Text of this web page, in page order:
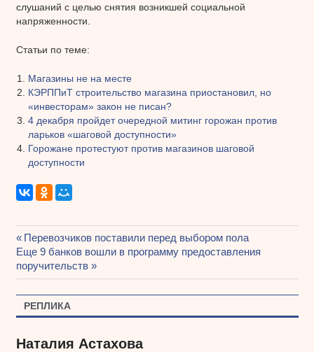
слушаний с целью снятия возникшей социальной
напряженности.
Статьи по теме:
Магазины не на месте
КЭРППиТ строительство магазина приостановил, но
«инвесторам» закон не писан?
4 декабря пройдет очередной митинг горожан против
ларьков «шаговой доступности»
Горожане протестуют против магазинов шаговой
доступности
Навигация
по
записям
Предыдущая
запись:
Перевозчиков поставили перед выбором пола
Следующая
запись:
Еще 9 банков вошли в программу предоставления
поручительств
РЕПЛИКА
Наталия Астахова